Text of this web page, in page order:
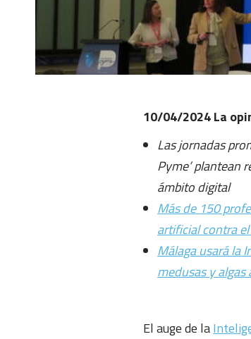
10/04/2024 La
Las jornadas
Pyme’ plantean
ámbito digital
Más de 150
artificial contra
Málaga usará la
medusas y algas
El auge de la